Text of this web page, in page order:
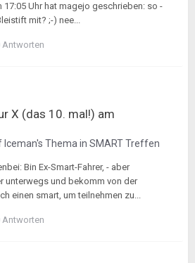
17:05 Uhr hat magejo geschrieben: so -
mit? ;-) nee...
Antworten
X (das 10. mal!) am
Iceman's Thema in SMART Treffen
Bin Ex-Smart-Fahrer, - aber
unterwegs und bekomm von der
einen smart, um teilnehmen zu...
Antworten